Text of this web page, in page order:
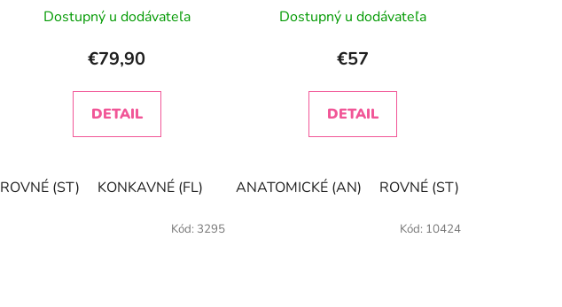
KONKAVNÉ (FL)
Dostupný u dodávateľa
€79,90
DETAIL
ROVNÉ (ST) KONKAVNÉ (FL)
Dostupný u dodávateľa
€57
DETAIL
ANATOMICKÉ (AN) ROVNÉ (ST)
Kód: 3295 Kód: 10424